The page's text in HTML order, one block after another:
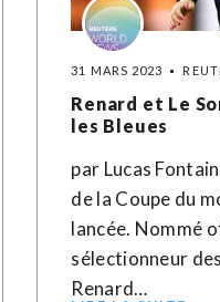
31 MARS 2023
Renard et Le
les Bleues
par Lucas
de la Coupe du
lancée. Nommé
sélectionneur
Renard…